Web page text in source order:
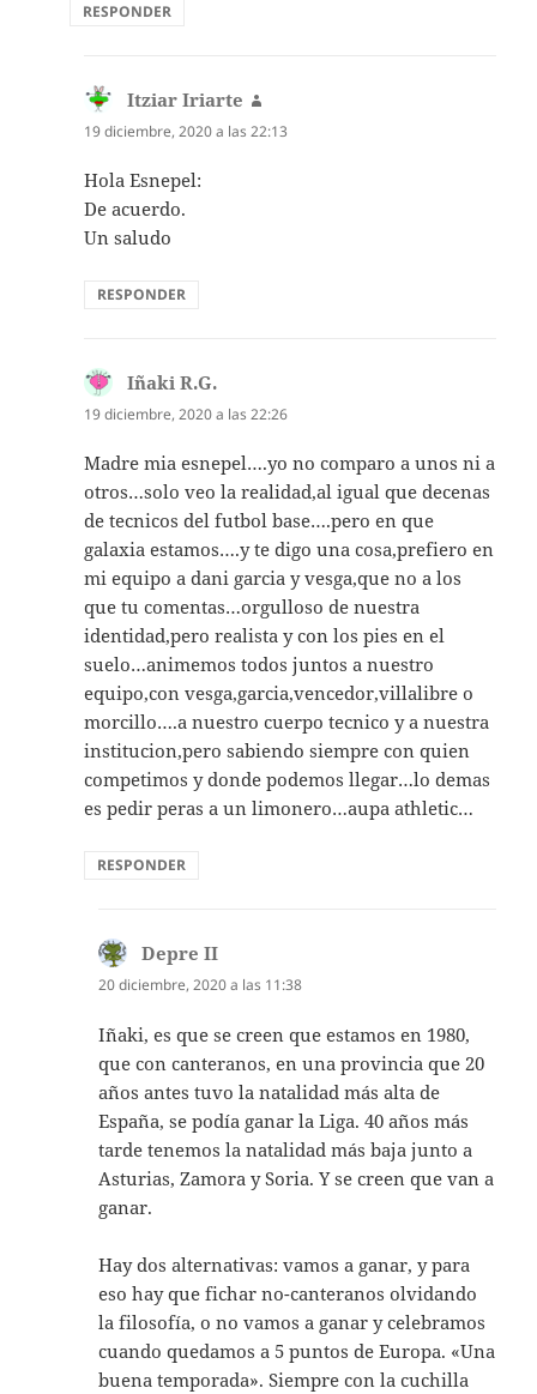
RESPONDER
Itziar Iriarte
19 diciembre, 2020 a las 22:13
Hola Esnepel:
De acuerdo.
Un saludo
RESPONDER
Iñaki R.G.
19 diciembre, 2020 a las 22:26
Madre mia esnepel….yo no comparo a unos ni a
otros…solo veo la realidad,al igual que decenas
de tecnicos del futbol base….pero en que
galaxia estamos….y te digo una cosa,prefiero en
mi equipo a dani garcia y vesga,que no a los
que tu comentas…orgulloso de nuestra
identidad,pero realista y con los pies en el
suelo…animemos todos juntos a nuestro
equipo,con vesga,garcia,vencedor,villalibre o
morcillo….a nuestro cuerpo tecnico y a nuestra
institucion,pero sabiendo siempre con quien
competimos y donde podemos llegar…lo demas
es pedir peras a un limonero…aupa athletic…
RESPONDER
Depre II
20 diciembre, 2020 a las 11:38
Iñaki, es que se creen que estamos en 1980,
que con canteranos, en una provincia que 20
años antes tuvo la natalidad más alta de
España, se podía ganar la Liga. 40 años más
tarde tenemos la natalidad más baja junto a
Asturias, Zamora y Soria. Y se creen que van a
ganar.
Hay dos alternativas: vamos a ganar, y para
eso hay que fichar no-canteranos olvidando
la filosofía, o no vamos a ganar y celebramos
cuando quedamos a 5 puntos de Europa. «Una
buena temporada». Siempre con la cuchilla